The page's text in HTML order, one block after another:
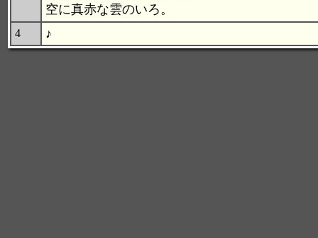
空に真赤な雲のいろ。
4 ♪